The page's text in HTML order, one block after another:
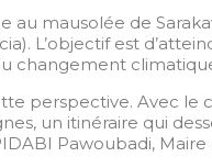
au mausolée de
L’objectif est
changement
perspective. Avec
un itinéraire qui
Pawoubadi,